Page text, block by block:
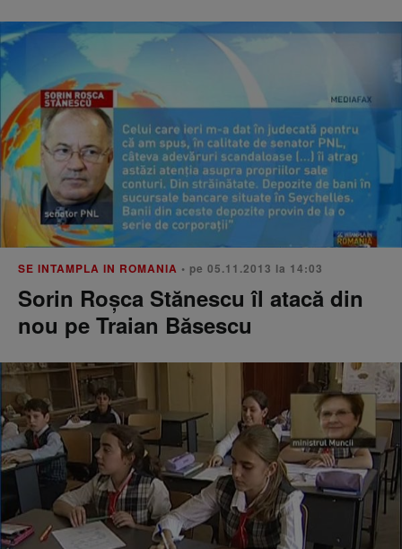
SE INTAMPLA IN ROMANIA • pe 05.11.2013 la 14:03
Sorin Roşca Stănescu îl atacă din
nou pe Traian Băsescu